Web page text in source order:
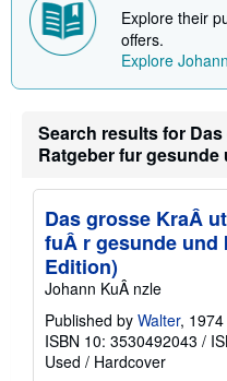
Explore their
offers.
Explore
Search results for
Ratgeber fur gesunde
Das grosse KraÂ
fuÂ r gesunde und
Edition)
Johann KuÂ nzle
Published by Walter, 1974
ISBN 10: 3530492043 /
Used / Hardcover